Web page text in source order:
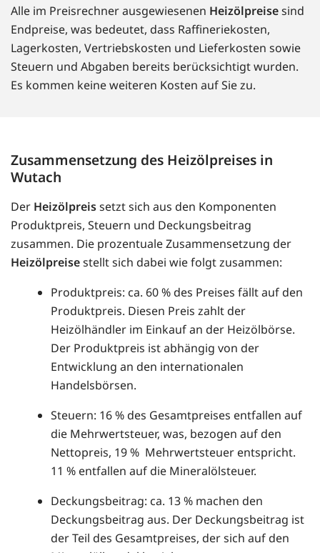
Alle im Preisrechner ausgewiesenen Heizölpreisesind
Endpreise, was bedeutet, dass Raffineriekosten,
Lagerkosten, Vertriebskosten und Lieferkosten sowie
Steuern und Abgaben bereits berücksichtigt wurden.
Es kommen keine weiteren Kosten auf Sie zu.
Zusammensetzung des Heizölpreises in
Wutach
Der Heizölpreissetzt sich aus den Komponenten
Produktpreis, Steuern und Deckungsbeitrag
zusammen. Die prozentuale Zusammensetzung der
Heizölpreisestellt sich dabei wie folgt zusammen:
Produktpreis: ca. 60 % des Preises fällt auf den
Produktpreis. Diesen Preis zahlt der
Heizölhändler im Einkauf an der Heizölbörse.
Der Produktpreis ist abhängig von der
Entwicklung an den internationalen
Handelsbörsen.
Steuern: 16 % des Gesamtpreises entfallen auf
die Mehrwertsteuer, was, bezogen auf den
Nettopreis, 19 % Mehrwertsteuer entspricht.
11 % entfallen auf die Mineralölsteuer.
Deckungsbeitrag: ca. 13 % machen den
Deckungsbeitrag aus. Der Deckungsbeitrag ist
der Teil des Gesamtpreises, der sich auf den